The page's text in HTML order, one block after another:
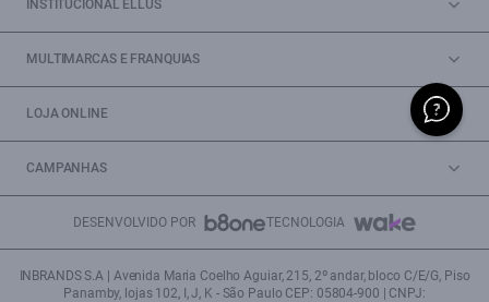
INSTITUCIONAL ELLUS
MULTIMARCAS E FRANQUIAS
LOJA ONLINE
CAMPANHAS
DESENVOLVIDO POR TECNOLOGIA
INBRANDS S.A | Avenida Maria Coelho Aguiar, 215, 2º andar, bloco C/E/G, Piso
Panamby, lojas 102, I, J, K - São Paulo CEP: 05804-900 | CNPJ: